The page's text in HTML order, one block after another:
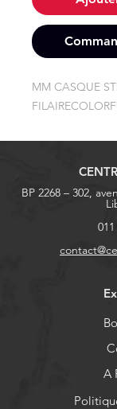
MM CASQUE
BP 2268 – 302,
A